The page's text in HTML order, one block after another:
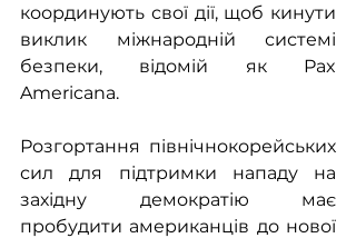
координують свої дії, щоб кинути
виклик міжнародній системі
безпеки, відомій як Pax
Americana.
Розгортання північнокорейських
сил для підтримки нападу на
західну демократію має
пробудити американців до нової